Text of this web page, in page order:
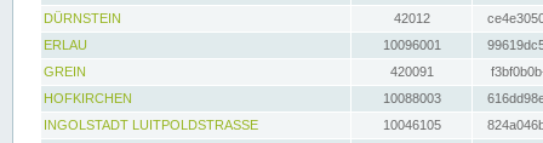
DÜRNSTEIN
42012
ERLAU
10096001
GREIN
420091
HOFKIRCHEN
10088003
INGOLSTADT LUITPOLDSTRASSE
10046105